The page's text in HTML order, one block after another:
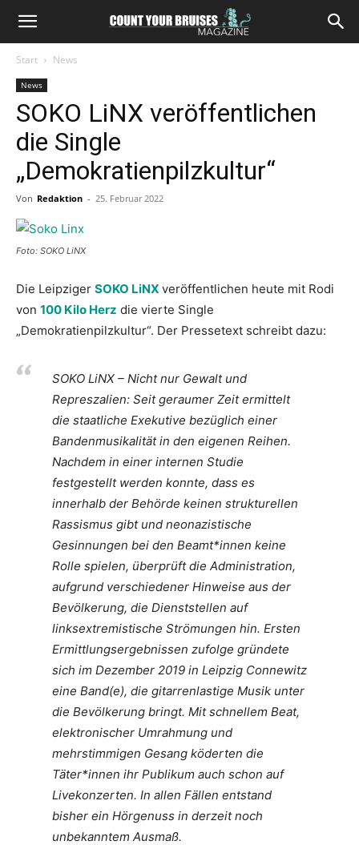
Start News
News
SOKO LiNX veröffentlichen
die Single
„Demokratienpilzkultur“
Von Redaktion - 25. Februar 2022
Foto: SOKO LiNX
Die Leipziger SOKO LiNX veröffentlichen heute mit Rodi
von 100 Kilo Herz die vierte Single
„Demokratienpilzkultur“. Der Pressetext schreibt dazu:
SOKO LiNX – Nicht nur Gewalt und
Represzalien: Seit geraumer Zeit ermittelt
die staatliche Exekutive bezüglich einer
Bandenmusikalität in den eigenen Reihen.
Nachdem in einer internen Studie
festgestellt werden konnte, dass es
innerhalb der Behörde keinen strukturellen
Rassismus gibt und neonazistische
Gesinnungen bei den Beamt*innen keine
Rolle spielen, überprüft die Administration,
aufgrund verschiedener Hinweise aus der
Bevölkerung, die Dienststellen auf
linksextremistische Strömungen hin. Ersten
Ermittlungsergebnissen zufolge gründete
sich im Dezember 2019 in Leipzig Connewitz
eine Band(e), die gitarrenlastige Musik unter
die Bevölkerung bringt. Mit schnellem Beat,
elektronischer Umrahmung und
mehrstimmigen Gesang köderten die
Täter*innen ihr Publikum auch schon auf
Livekonzerten. In allen Fällen entstand
bisher ein Hörgenuss in derzeit noch
unbekanntem Ausmaß.